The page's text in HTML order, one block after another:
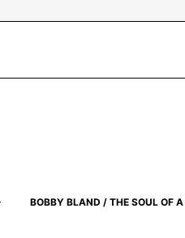
BOBBY BLAND / THE SOUL OF